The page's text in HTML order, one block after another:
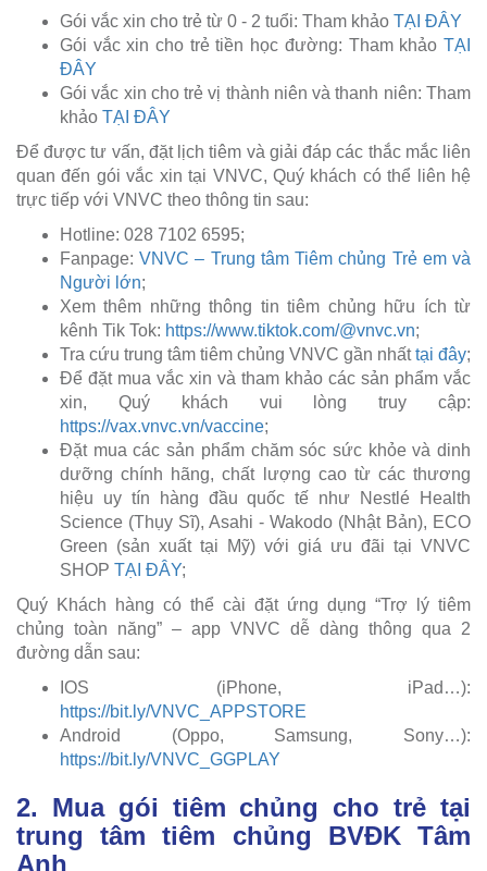
Gói vắc xin cho trẻ từ 0 - 2 tuổi: Tham khảo TẠI ĐÂY
Gói vắc xin cho trẻ tiền học đường: Tham khảo TẠI
ĐÂY
Gói vắc xin cho trẻ vị thành niên và thanh niên: Tham
khảo TẠI ĐÂY
Để được tư vấn, đặt lịch tiêm và giải đáp các thắc mắc liên
quan đến gói vắc xin tại VNVC, Quý khách có thể liên hệ
trực tiếp với VNVC theo thông tin sau:
Hotline: 028 7102 6595;
Fanpage: VNVC – Trung tâm Tiêm chủng Trẻ em và
Người lớn;
Xem thêm những thông tin tiêm chủng hữu ích từ
kênh Tik Tok: https://www.tiktok.com/@vnvc.vn;
Tra cứu trung tâm tiêm chủng VNVC gần nhấttại đây;
Để đặt mua vắc xin và tham khảo các sản phẩm vắc
xin, Quý khách vui lòng truy cập:
https://vax.vnvc.vn/vaccine;
Đặt mua các sản phẩm chăm sóc sức khỏe và dinh
dưỡng chính hãng, chất lượng cao từ các thương
hiệu uy tín hàng đầu quốc tế như Nestlé Health
Science (Thụy Sĩ), Asahi - Wakodo (Nhật Bản), ECO
Green (sản xuất tại Mỹ) với giá ưu đãi tại VNVC
SHOP TẠI ĐÂY;
Quý Khách hàng có thể cài đặt ứng dụng “Trợ lý tiêm
chủng toàn năng” – app VNVC dễ dàng thông qua 2
đường dẫn sau:
IOS (iPhone, iPad…):
https://bit.ly/VNVC_APPSTORE
Android (Oppo, Samsung, Sony…):
https://bit.ly/VNVC_GGPLAY
2. Mua gói tiêm chủng cho trẻ tại
trung tâm tiêm chủng BVĐK Tâm
Anh